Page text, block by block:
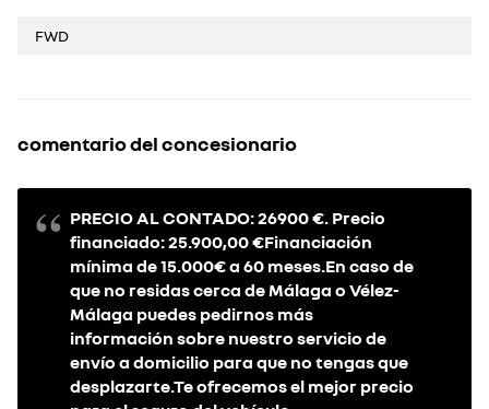
FWD
comentario del concesionario
PRECIO AL CONTADO: 26900 €. Precio
financiado: 25.900,00 €Financiación
mínima de 15.000€ a 60 meses.En caso de
que no residas cerca de Málaga o Vélez-
Málaga puedes pedirnos más
información sobre nuestro servicio de
envío a domicilio para que no tengas que
desplazarte.Te ofrecemos el mejor precio